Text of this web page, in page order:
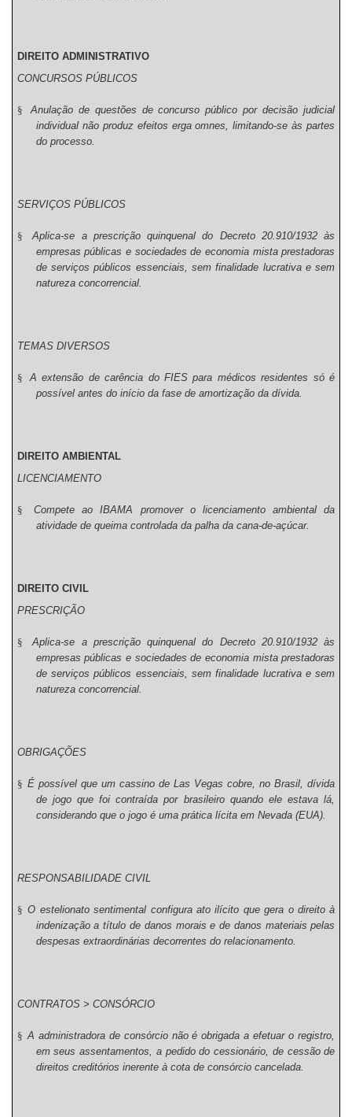
DIREITO ADMINISTRATIVO
CONCURSOS PÚBLICOS
§
Anulação de questões de concurso público por decisão judicial
individual não produz efeitos erga omnes, limitando-se às partes
do processo.
SERVIÇOS PÚBLICOS
§
Aplica-se a prescrição quinquenal do Decreto 20.910/1932 às
empresas públicas e sociedades de economia mista prestadoras
de serviços públicos essenciais, sem finalidade lucrativa e sem
natureza concorrencial.
TEMAS DIVERSOS
§
A extensão de carência do FIES para médicos residentes só é
possível antes do início da fase de amortização da dívida.
DIREITO AMBIENTAL
LICENCIAMENTO
§
Compete ao IBAMA promover o licenciamento ambiental da
atividade de queima controlada da palha da cana-de-açúcar.
DIREITO CIVIL
PRESCRIÇÃO
§
Aplica-se a prescrição quinquenal do Decreto 20.910/1932 às
empresas públicas e sociedades de economia mista prestadoras
de serviços públicos essenciais, sem finalidade lucrativa e sem
natureza concorrencial.
OBRIGAÇÕES
§ É possível que um cassino de Las Vegas cobre, no Brasil, dívida
de jogo que foi contraída por brasileiro quando ele estava lá,
considerando que o jogo é uma prática lícita em Nevada (EUA).
RESPONSABILIDADE CIVIL
§ O estelionato sentimental configura ato ilícito que gera o direito à
indenização a título de danos morais e de danos materiais pelas
despesas extraordinárias decorrentes do relacionamento.
CONTRATOS > CONSÓRCIO
§ A administradora de consórcio não é obrigada a efetuar o registro,
em seus assentamentos, a pedido do cessionário, de cessão de
direitos creditórios inerente à cota de consórcio cancelada.